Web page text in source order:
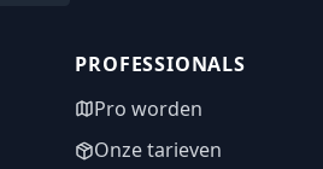
PROFESSIONALS
Pro worden
Onze tarieven